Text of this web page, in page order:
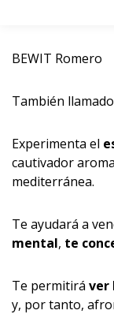
BEWIT Romero
También
Experimenta el
cautivador
mediterránea.
Te ayudará a
mental, te
Te permitirá ver
y, por tanto,